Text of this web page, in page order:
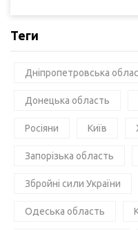
Теги
Дніпропетровська
Донецька область
Росіяни Київ
Запорізька область
Збройні сили України
Одеська область